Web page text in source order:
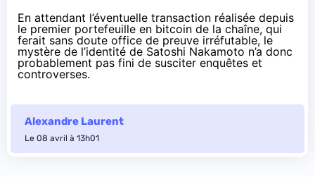
En attendant l’éventuelle transaction réalisée depuis
le premier portefeuille en bitcoin de la chaîne, qui
ferait sans doute office de preuve irréfutable, le
mystère de l’identité de Satoshi Nakamoto n’a donc
probablement pas fini de susciter enquêtes et
controverses.
Alexandre Laurent
Le 08 avril à 13h01